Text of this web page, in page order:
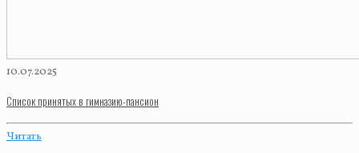
10.07.2025
Список принятых в гимназию-пансион
Читать